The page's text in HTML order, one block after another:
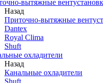
вытяжные
Назад
Приточно-вытяжные
Dantex
Royal Clima
Shuft
охладители
Назад
Канальные охладители
Shuft